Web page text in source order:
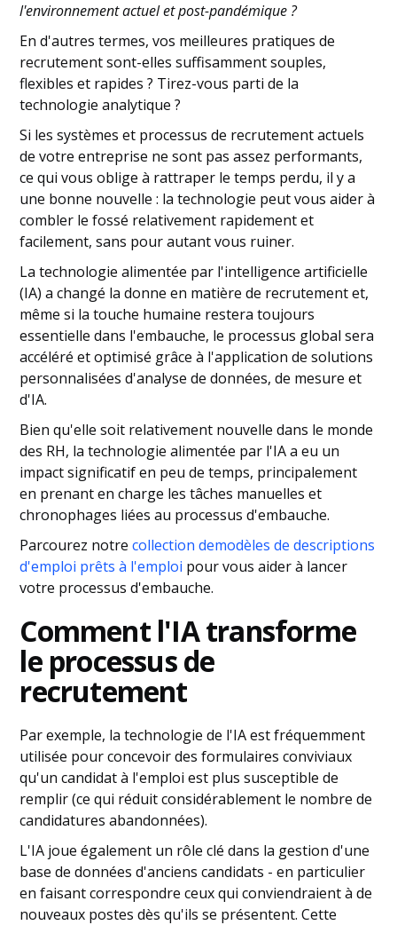
l'environnement actuel et post-pandémique ?
En d'autres termes, vos meilleures pratiques de
recrutement sont-elles suffisamment souples,
flexibles et rapides ? Tirez-vous parti de la
technologie analytique ?
Si les systèmes et processus de recrutement actuels
de votre entreprise ne sont pas assez performants,
ce qui vous oblige à rattraper le temps perdu, il y a
une bonne nouvelle : la technologie peut vous aider à
combler le fossé relativement rapidement et
facilement, sans pour autant vous ruiner.
La technologie alimentée par l'intelligence artificielle
(IA) a changé la donne en matière de recrutement et,
même si la touche humaine restera toujours
essentielle dans l'embauche, le processus global sera
accéléré et optimisé grâce à l'application de solutions
personnalisées d'analyse de données, de mesure et
d'IA.
Bien qu'elle soit relativement nouvelle dans le monde
des RH, la technologie alimentée par l'IA a eu un
impact significatif en peu de temps, principalement
en prenant en charge les tâches manuelles et
chronophages liées au processus d'embauche.
Parcourez notrecollection demodèles de descriptions
d'emploi prêts à l'emploi pour vous aider à lancer
votre processus d'embauche.
Comment l'IA transforme
le processus de
recrutement
Par exemple, la technologie de l'IA est fréquemment
utilisée pour concevoir des formulaires conviviaux
qu'un candidat à l'emploi est plus susceptible de
remplir (ce qui réduit considérablement le nombre de
candidatures abandonnées).
L'IA joue également un rôle clé dans la gestion d'une
base de données d'anciens candidats - en particulier
en faisant correspondre ceux qui conviendraient à de
nouveaux postes dès qu'ils se présentent. Cette